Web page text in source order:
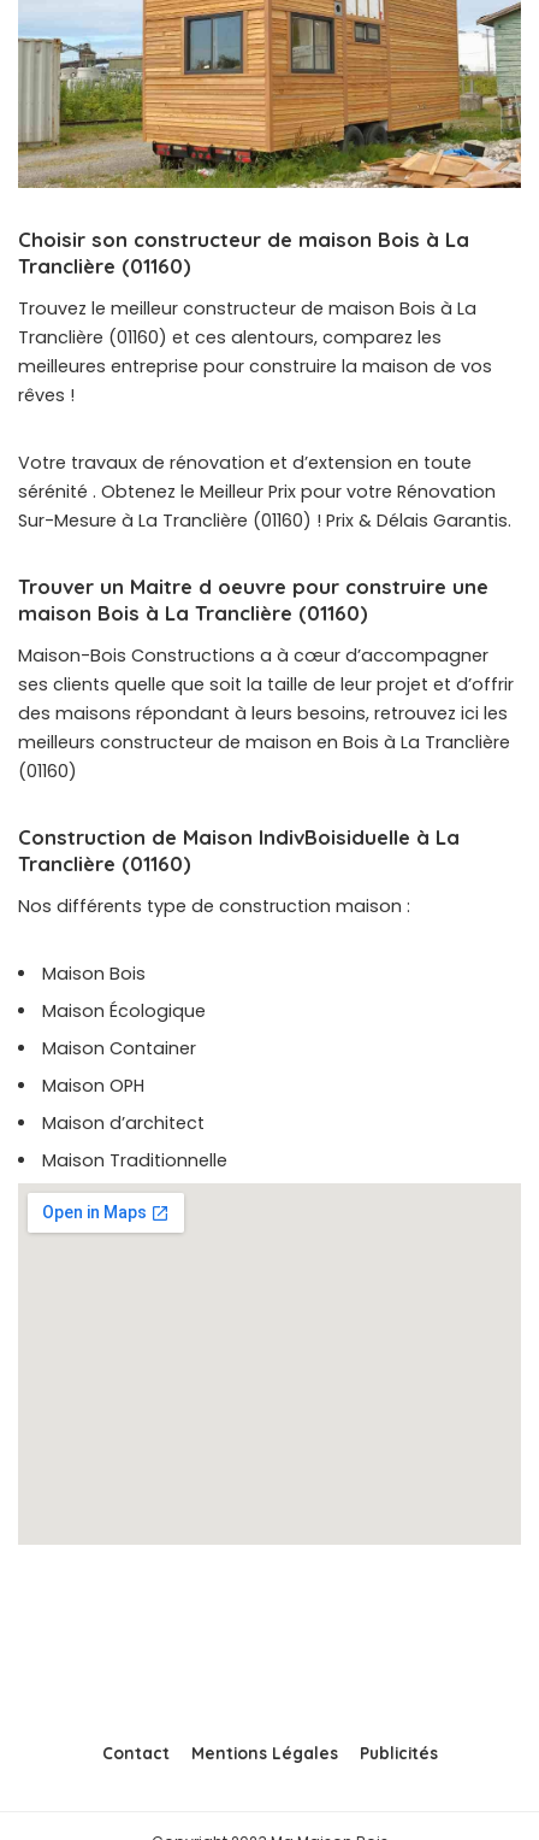
Choisir son constructeur de maison Bois à La
Tranclière (01160)
Trouvez le meilleur constructeur de maison Bois à La
Tranclière (01160) et ces alentours, comparez les
meilleures entreprise pour construire la maison de vos
rêves !
Votre travaux de rénovation et d’extension en toute
sérénité . Obtenez le Meilleur Prix pour votre Rénovation
Sur-Mesure à La Tranclière (01160) ! Prix & Délais Garantis.
Trouver un Maitre d oeuvre pour construire une
maison Bois à La Tranclière (01160)
Maison-Bois Constructions a à cœur d’accompagner
ses clients quelle que soit la taille de leur projet et d’offrir
des maisons répondant à leurs besoins, retrouvez ici les
meilleurs constructeur de maison en Bois à La Tranclière
(01160)
Construction de Maison IndivBoisiduelle à La
Tranclière (01160)
Nos différents type de construction maison :
Maison Bois
Maison Écologique
Maison Container
Maison OPH
Maison d’architect
Maison Traditionnelle
Contact Mentions Légales Publicités